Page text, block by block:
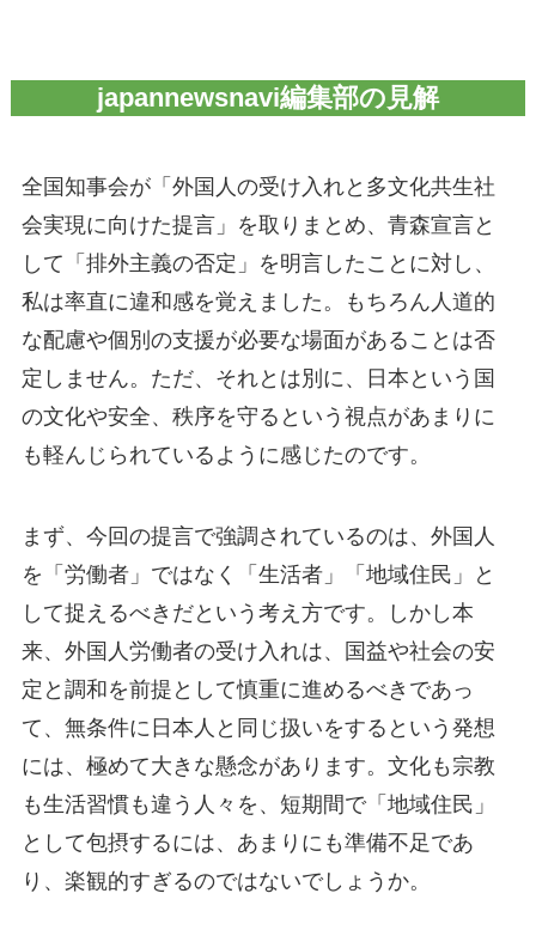
japannewsnavi編集部の見解
全国知事会が「外国人の受け入れと多文化共生社
会実現に向けた提言」を取りまとめ、青森宣言と
して「排外主義の否定」を明言したことに対し、
私は率直に違和感を覚えました。もちろん人道的
な配慮や個別の支援が必要な場面があることは否
定しません。ただ、それとは別に、日本という国
の文化や安全、秩序を守るという視点があまりに
も軽んじられているように感じたのです。
まず、今回の提言で強調されているのは、外国人
を「労働者」ではなく「生活者」「地域住民」と
して捉えるべきだという考え方です。しかし本
来、外国人労働者の受け入れは、国益や社会の安
定と調和を前提として慎重に進めるべきであっ
て、無条件に日本人と同じ扱いをするという発想
には、極めて大きな懸念があります。文化も宗教
も生活習慣も違う人々を、短期間で「地域住民」
として包摂するには、あまりにも準備不足であ
り、楽観的すぎるのではないでしょうか。